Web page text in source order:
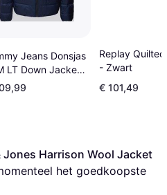
Jeans Donsjas
LT Down Jacket
- Blauw
Replay
- Zwart
€ 101,49
Jones Harrison Wool Jacket
het goedkoopste